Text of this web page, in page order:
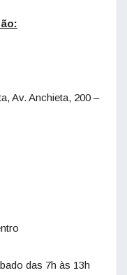
Av. Anchieta, 200 –
das 7h às 13h